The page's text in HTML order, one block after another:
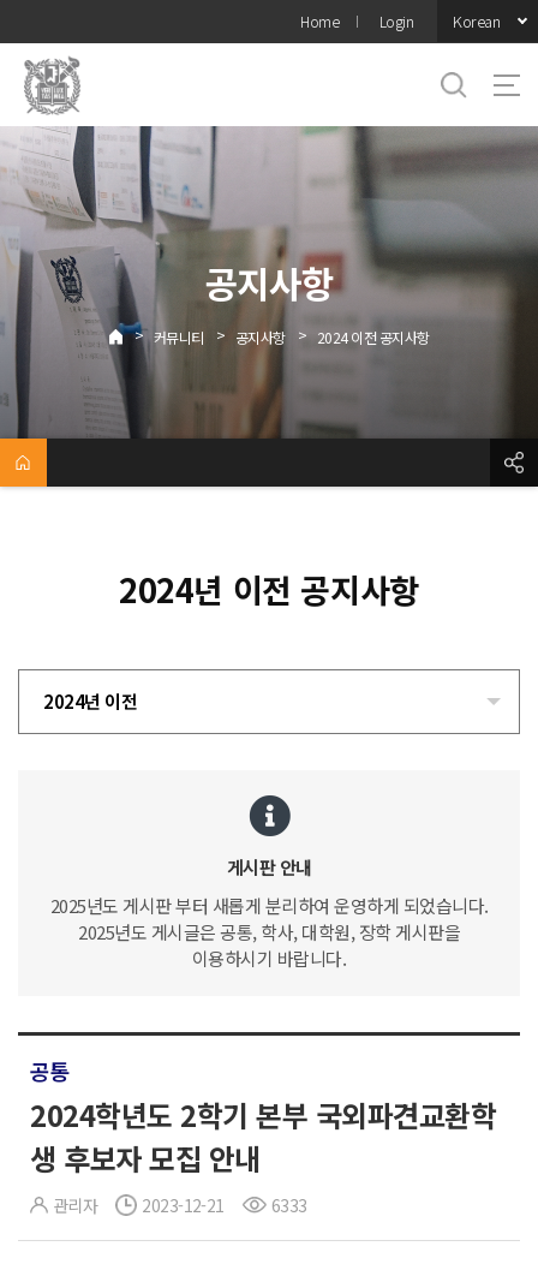
메뉴
Home Login Korean
공지사항
> 커뮤니티 > 공지사항 > 2024 이전 공지사항
2024년 이전 공지사항
2024년 이전
게시판 안내
2025년도 게시판 부터 새롭게 분리하여 운영하게 되었습니다.
2025년도 게시글은 공통, 학사, 대학원, 장학 게시판을
이용하시기 바랍니다.
공통
2024학년도 2학기 본부 국외파견교환학
생 후보자 모집 안내
관리자 2023-12-21 6333